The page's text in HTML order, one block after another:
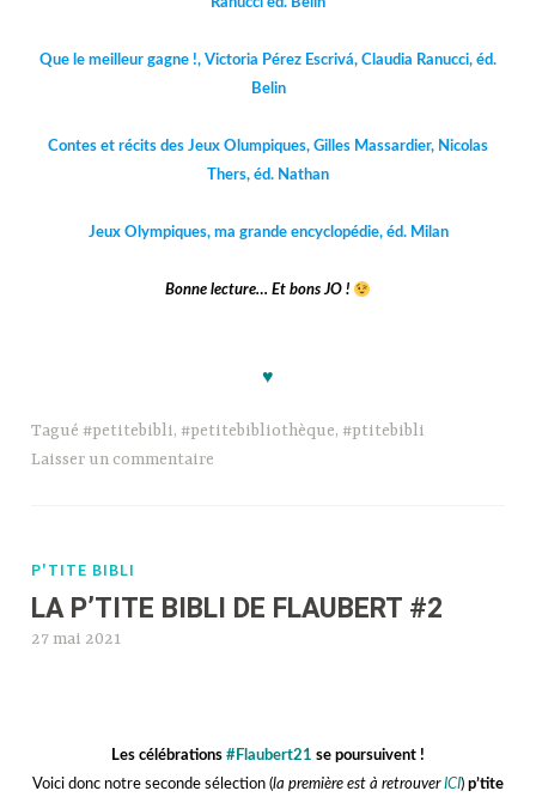
Ranucci éd. Belin
Que le meilleur gagne !, Victoria Pérez Escrivá, Claudia Ranucci, éd.
Belin
Contes et récits des Jeux Olumpiques, Gilles Massardier, Nicolas
Thers, éd. Nathan
Jeux Olympiques, ma grande encyclopédie, éd. Milan
Bonne lecture… Et bons JO !
♥
Tagué #petitebibli, #petitebibliothèque, #ptitebibli
Laisser un commentaire
P'TITE BIBLI
LA P’TITE BIBLI DE FLAUBERT #2
27 mai 2021
Les célébrations #Flaubert21 se poursuivent !
Voici donc notre seconde sélection (la première est à retrouverICI) p’tite